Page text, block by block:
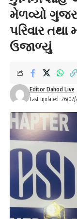
મેળવ્યો
પરિવાર
ઉજાળ્યું
Last updated: 26/02/
Editor Dahod Live